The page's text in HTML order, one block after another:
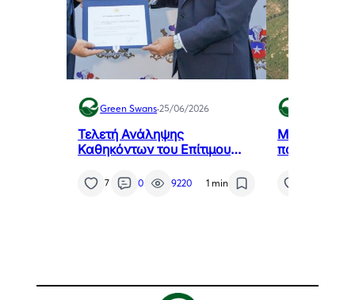
Green Swans·25/06/2026
Τελετή Ανάληψης
Καθηκόντων του Επίτιμου
της Χιλής στη Θεσσαλονίκη,
κ. Αθανάσιου Σαββάκη
7 0 9220 1 min
Μελιγαλάς:
που
καθαρή